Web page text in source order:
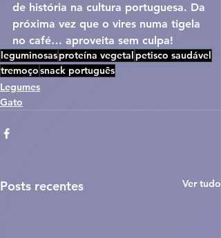
de história na cultura portuguesa. Da
próxima vez que o vires numa tigela
no café… aproveita sem culpa!
leguminosasproteína vegetal petisco saudável
tremoçosnack português
Legumes
Gato
Posts recentes Ver tudo